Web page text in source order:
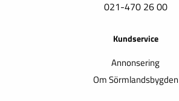
021-470 26 00
Kundservice
Annonsering
Om Sörmlandsbygden